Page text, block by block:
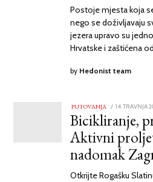
Postoje mjesta koja
nego se doživljavaju
jezera upravo su
Hrvatske i zaštićena
by Hedonist team
PUTOVANJA
POSTED
14. TRAVNJA
Bicikliranje,
Aktivni
nadomak
Otkrijte Rogašku